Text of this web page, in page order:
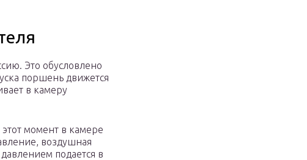
Это обусловлено
поршень движется
в камеру
момент в камере
воздушная
подается в